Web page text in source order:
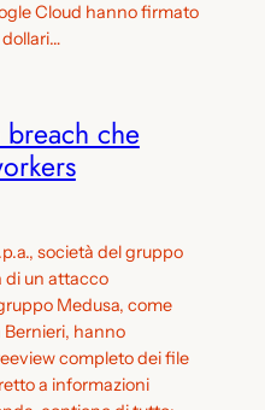
Cloud hanno firmato
breach che
società del gruppo
di un attacco
Medusa, come
hanno
completo dei file
a informazioni